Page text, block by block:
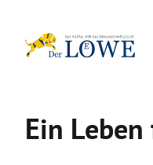
Inhalt
Ein